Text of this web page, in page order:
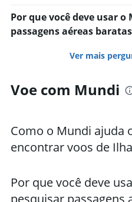
Por que você deve usar
passagens aéreas
Ver mais
Voe com Mundi
Como o Mundi ajuda
encontrar voos de
Por que você deve
pesquisar passagens